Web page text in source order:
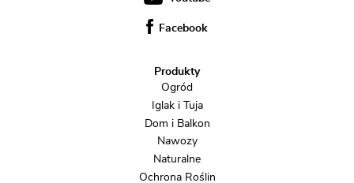
Facebook
Produkty
Ogród
Iglak i Tuja
Dom i Balkon
Nawozy
Naturalne
Ochrona Roślin